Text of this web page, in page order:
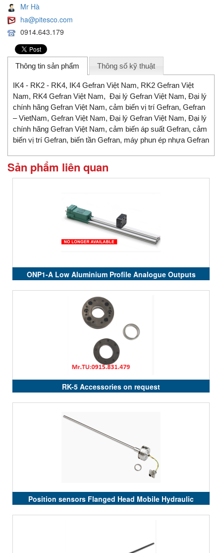
Mr Hà
ha@pitesco.com
0914.643.179
Thông tin sản phẩm Thông số kỹ thuật
IK4 - RK2 - RK4, IK4 Gefran Việt Nam, RK2 Gefran Việt
Nam, RK4 Gefran Việt Nam, Đại lý Gefran Việt Nam, Đại lý
chính hãng Gefran Việt Nam, cảm biến vị trí Gefran, Gefran
– VietNam, Gefran Việt Nam, Đại lý Gefran Việt Nam, Đại lý
chính hãng Gefran Việt Nam, cảm biến áp suất Gefran, cảm
biến vị trí Gefran, biến tần Gefran, máy phun ép nhựa Gefran
Sản phẩm liên quan
ONP1-A Low Aluminium Profile Analogue Outputs
RK-5 Accessories on request
Position sensors Flanged Head Mobile Hydraulic
Analogue Outputs RK5